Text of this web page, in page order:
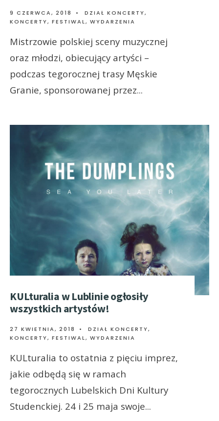
9 CZERWCA, 2018 • DZIAŁ KONCERTY,
KONCERTY, FESTIWAL, WYDARZENIA
Mistrzowie polskiej sceny muzycznej
oraz młodzi, obiecujący artyści –
podczas tegorocznej trasy Męskie
Granie, sponsorowanej przez...
KULturalia w Lublinie ogłosiły
wszystkich artystów!
27 KWIETNIA, 2018 • DZIAŁ KONCERTY,
KONCERTY, FESTIWAL, WYDARZENIA
KULturalia to ostatnia z pięciu imprez,
jakie odbędą się w ramach
tegorocznych Lubelskich Dni Kultury
Studenckiej. 24 i 25 maja swoje...